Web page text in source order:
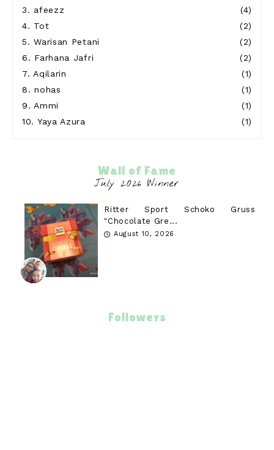
3. afeezz
(4)
4. Tot
(2)
5.Warisan Petani
(2)
6. Farhana Jafri
(2)
7. Aqilarin
(1)
8.nohas
(1)
9. Ammi
(1)
10. Yaya Azura (1)
Wall of Fame
Ritter Sport Schoko Gruss
"Chocolate Gre...
August 10, 2026
Followers